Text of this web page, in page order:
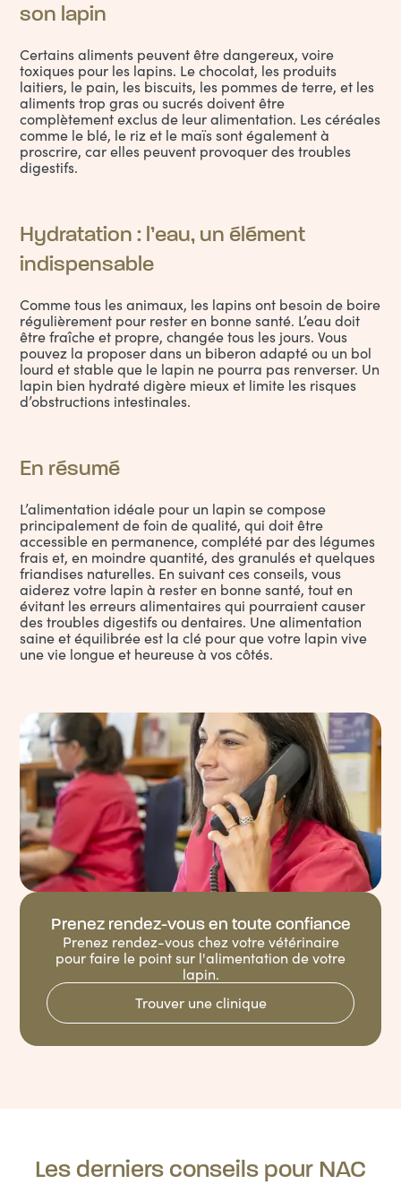
son lapin
Certains aliments peuvent être dangereux, voire
toxiques pour les lapins. Le chocolat, les produits
laitiers, le pain, les biscuits, les pommes de terre, et les
aliments trop gras ou sucrés doivent être
complètement exclus de leuralimentation. Les céréales
comme le blé, le riz et le maïs sont également à
proscrire, car elles peuvent provoquer des troubles
digestifs.
Hydratation : l’eau, un élément
indispensable
Comme tous les animaux, les lapins ont besoin de boire
régulièrement pour rester en bonne santé. L’eau doit
être fraîche et propre, changée tous les jours. Vous
pouvez la proposer dans un biberon adapté ou un bol
lourd et stable que le lapin ne pourra pas renverser. Un
lapin bien hydraté digère mieux et limite les risques
d’obstructions intestinales.
En résumé
L’alimentation idéale pour un lapin se compose
principalement de foin de qualité, qui doit être
accessible en permanence, complété par des légumes
frais et, en moindre quantité, des granulés et quelques
friandises naturelles. En suivant ces conseils, vous
aiderez votre lapin à rester en bonne santé, tout en
évitant les erreurs alimentaires qui pourraient causer
des troubles digestifs ou dentaires. Une alimentation
saine et équilibrée est la clé pour que votre lapin vive
une vie longue et heureuse à vos côtés.
Prenez rendez-vous en toute confiance
Prenez rendez-vous chez votre vétérinaire
pour faire le point sur l'alimentation de votre
lapin.
Trouver une clinique
Les derniers conseils pour NAC